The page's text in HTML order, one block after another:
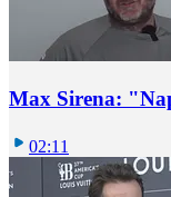
Max Sirena:
02:11